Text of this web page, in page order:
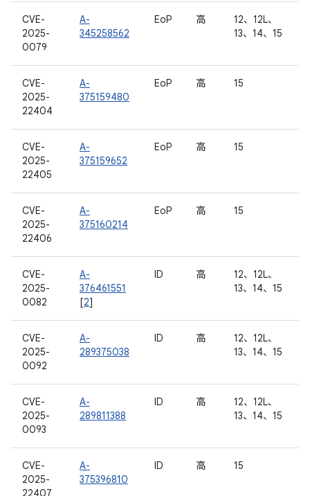
CVE-
2025-
0079
A-
345258562
EoP 高
12、12L、
13、14、15
CVE-
2025-
22404
A-
375159480
EoP 高 15
CVE-
2025-
22405
A-
375159652
EoP 高 15
CVE-
2025-
22406
A-
375160214
EoP 高 15
CVE-
2025-
0082
A-
376461551
[2]
ID 高
12、12L、
13、14、15
CVE-
2025-
0092
A-
289375038
ID 高
12、12L、
13、14、15
CVE-
2025-
0093
A-
289811388
ID 高
12、12L、
13、14、15
CVE-
2025-
22407
A-
375396810
ID 高 15